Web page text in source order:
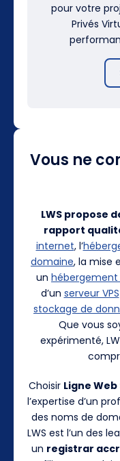
pour votre
Privés
Vous ne
LWS propose
rapport
internet, l’
domaine, la mise
un hébergement
d’un serveur VPS
stockage de
Que vous
expérimenté,
Choisir Ligne
l’expertise d’un
des noms de
LWS est l’un des
un registrar